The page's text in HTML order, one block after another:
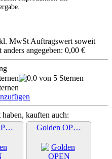
MwSt Auftragswert soweit
angegeben: 0,00 €
kauften auch:
Golden OP…